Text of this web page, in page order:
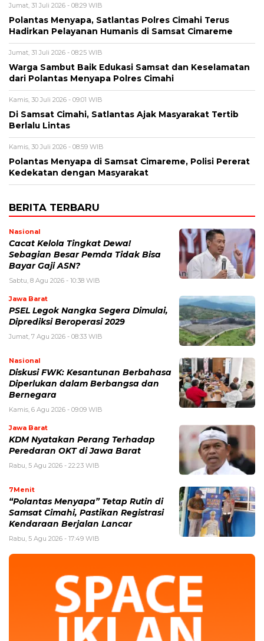
Jumat, 31 Juli 2026 - 08:29 WIB
Polantas Menyapa, Satlantas Polres Cimahi Terus
Hadirkan Pelayanan Humanis di Samsat Cimareme
Jumat, 31 Juli 2026 - 08:25 WIB
Warga Sambut Baik Edukasi Samsat dan Keselamatan
dari Polantas Menyapa Polres Cimahi
Kamis, 30 Juli 2026 - 09:01 WIB
Di Samsat Cimahi, Satlantas Ajak Masyarakat Tertib
Berlalu Lintas
Kamis, 30 Juli 2026 - 08:59 WIB
Polantas Menyapa di Samsat Cimareme, Polisi Pererat
Kedekatan dengan Masyarakat
BERITA TERBARU
Nasional
Cacat Kelola Tingkat Dewa!
Sebagian Besar Pemda Tidak Bisa
Bayar Gaji ASN?
Sabtu, 8 Agu 2026 - 10:38 WIB
Jawa Barat
PSEL Legok Nangka Segera Dimulai,
Diprediksi Beroperasi 2029
Jumat, 7 Agu 2026 - 08:33 WIB
Nasional
Diskusi FWK: Kesantunan Berbahasa
Diperlukan dalam Berbangsa dan
Bernegara
Kamis, 6 Agu 2026 - 09:09 WIB
Jawa Barat
KDM Nyatakan Perang Terhadap
Peredaran OKT di Jawa Barat
Rabu, 5 Agu 2026 - 22:23 WIB
7Menit
“Polantas Menyapa” Tetap Rutin di
Samsat Cimahi, Pastikan Registrasi
Kendaraan Berjalan Lancar
Rabu, 5 Agu 2026 - 17:49 WIB